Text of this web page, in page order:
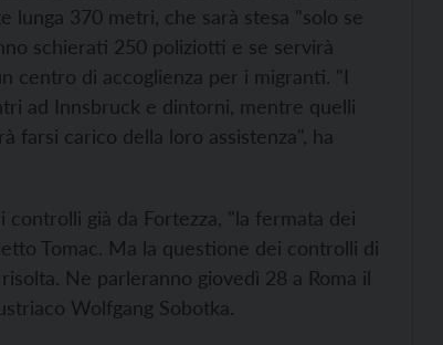
370 metri, che sarà stesa "solo se
schierati 250 poliziotti e se servirà
centro di accoglienza per i migranti. "I
ad Innsbruck e dintorni, mentre quelli
farsi carico della loro assistenza", ha
già da Fortezza, "la fermata dei
Tomac. Ma la questione dei controlli di
Ne parleranno giovedì 28 a Roma il
Wolfgang Sobotka.